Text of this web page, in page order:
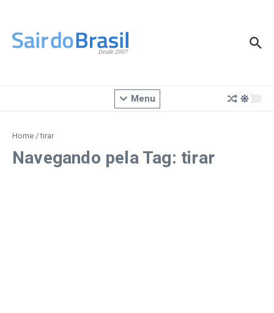
Menu
Home /tirar
Navegando pela Tag: tirar